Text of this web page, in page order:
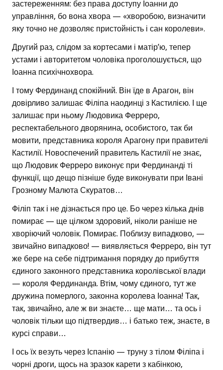
застереженням: без права доступу Іоанни до
управління, бо вона хвора — «хворобою, визначити
яку точно не дозволяє пристойність і сан королеви».
Другий раз, слідом за кортесами і матір’ю, тепер
устами і авторитетом чоловіка проголошується, що
Іоанна психічнохвора.
І тому Фердинанд спокійний. Він їде в Арагон, він
довірливо залишає Філіпа наодинці з Кастилією. І ще
залишає при ньому Людовика Ферреро,
респектабельного дворянина, особистого, так би
мовити, представника короля Арагону при правителі
Кастилії. Новоспечений правитель Кастилії не знає,
що Людовик Ферреро виконує при Фердинанді ті
функції, що дещо пізніше буде виконувати при Івані
Грозному Малюта Скуратов…
Філіп так і не дізнається про це. Бо через кілька днів
помирає — ще цілком здоровий, ніколи раніше не
хворіючий чоловік. Помирає. Поблизу випадково, —
звичайно випадково! — виявляється Ферреро, він тут
же бере на себе підтримання порядку до прибуття
єдиного законного представника королівської влади
— короля Фердинанда. Втім, чому єдиного, тут же
дружина померлого, законна королева Іоанна! Так,
так, звичайно, але ж ви знаєте… ще мати… та ось і
чоловік тільки що підтвердив… і батько теж, знаєте, в
курсі справи…
І ось їх везуть через Іспанію — труну з тілом Філіпа і
чорні дроги, щось на зразок карети з кабінкою,